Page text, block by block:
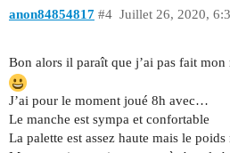
anon84854817 Juillet 26, 2020,
#4
Bon alors il paraît que j’ai pas fait
J’ai pour le moment joué 8h avec…
Le manche est sympa et confortable
La palette est assez haute mais le poids